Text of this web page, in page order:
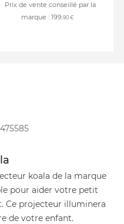
Prix de vente conseillé par la
marque : 199,90 €
koala de la marque
pour aider votre petit
Ce projecteur illuminera
de votre enfant.